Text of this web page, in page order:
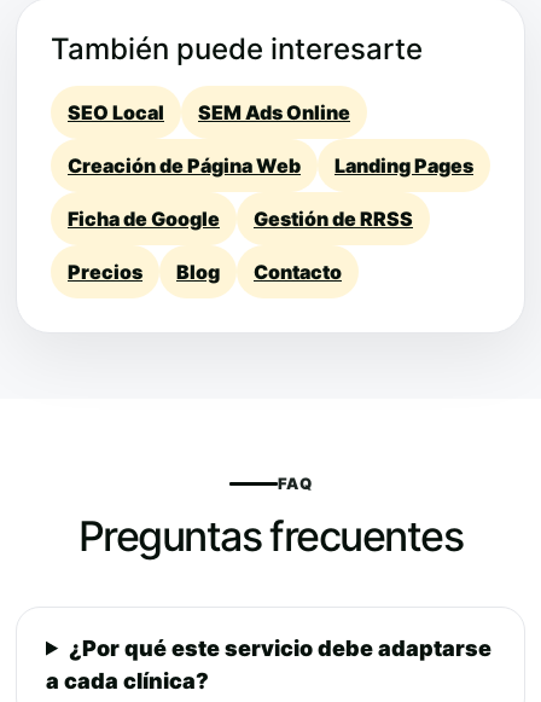
También puede interesarte
SEO Local SEM Ads Online
Creación de Página Web Landing Pages
Ficha de Google Gestión de RRSS
Precios Blog Contacto
FAQ
Preguntas frecuentes
¿Por qué este servicio debe adaptarse
a cada clínica?